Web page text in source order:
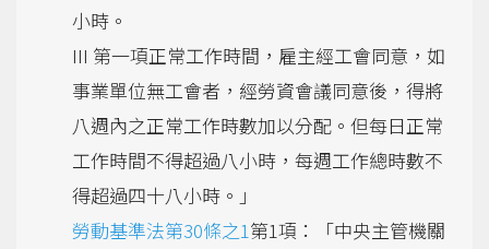
小時。
III 第一項正常工作時間，雇主經工會同意，如
事業單位無工會者，經勞資會議同意後，得將
八週內之正常工作時數加以分配。但每日正常
工作時間不得超過八小時，每週工作總時數不
得超過四十八小時。」
勞動基準法第30條之1 第1項：「中央主管機關